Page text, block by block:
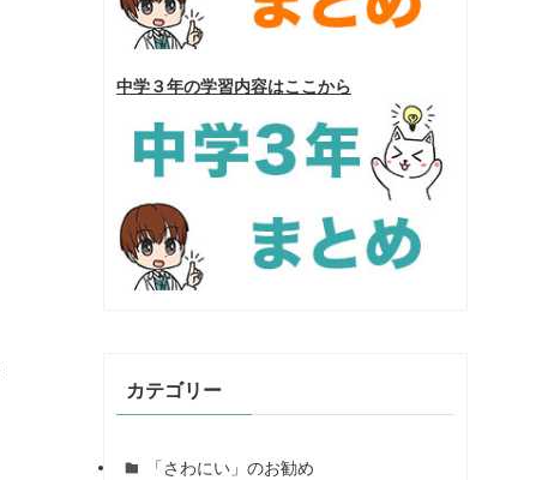
中学３年の学習内容はここから
カテゴリー
「さわにい」のお勧め